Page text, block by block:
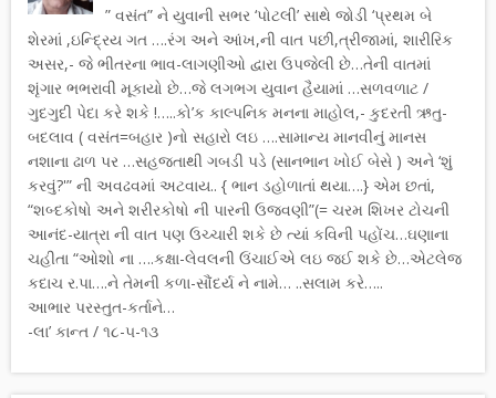
” વસંત” ને યુવાની સભર ‘પોટલી’ સાથે જોડી ‘પ્રથમ બે
શેરમાં ,ઇન્દ્રિય ગત ….રંગ અને આંખ,ની વાત પછી,ત્રીજામાં, શારીરિક
અસર,- જે ભીતરના ભાવ-લાગણીઓ દ્વારા ઉપજેલી છે…તેની વાતમાં
શૃંગાર ભભરાવી મૂકાયો છે…જે લગભગ યુવાન હૈયામાં …સળવળાટ /
ગુદગુદી પેદા કરે શકે !…..કો’ક કાલ્પનિક મનના માહોલ,- કુદરતી ઋતુ-
બદલાવ ( વસંત=બહાર )નો સહારો લઇ ….સામાન્ય માનવીનું માનસ
નશાના ઢાળ પર …સહજતાથી ગબડી પડે (સાનભાન ખોઈ બેસે ) અને ‘શું
કરવું?'” ની અવઢવમાં અટવાય.. { ભાન ડહોળાતાં થયા….} એમ છતાં,
“શબ્દકોષો અને શરીરકોષો ની પારની ઉજવણી”(= ચરમ શિખર ટોચની
આનંદ-યાત્રા ની વાત પણ ઉચ્ચારી શકે છે ત્યાં કવિની પહોંચ…ઘણાના
ચહીતા “ઓશો ના ….કક્ષા-લેવલની ઉંચાઈએ લઇ જઈ શકે છે…એટલેજ
કદાચ ર.પા….ને તેમની કળા-સૌંદર્ય ને નામે… ..સલામ કરે…..
આભાર પરસ્તુત-કર્તાને…
-લા’ કાન્ત / ૧૮-૫-૧૩